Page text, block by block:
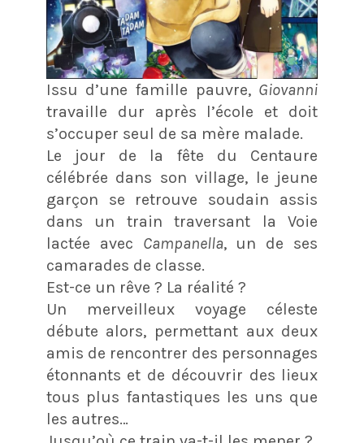
Issu d’une famille pauvre, Giovanni
travaille dur après l’école et doit
s’occuper seul de sa mère malade.
Le jour de la fête du Centaure
célébrée dans son village, le jeune
garçon se retrouve soudain assis
dans un train traversant la Voie
lactée avec Campanella, un de ses
camarades de classe.
Est-ce un rêve ? La réalité ?
Un merveilleux voyage céleste
débute alors, permettant aux deux
amis de rencontrer des personnages
étonnants et de découvrir des lieux
tous plus fantastiques les uns que
les autres…